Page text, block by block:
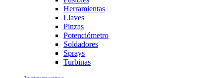
Herramientas
Llaves
Pinzas
Potenciómetro
Soldadores
Sprays
Turbinas